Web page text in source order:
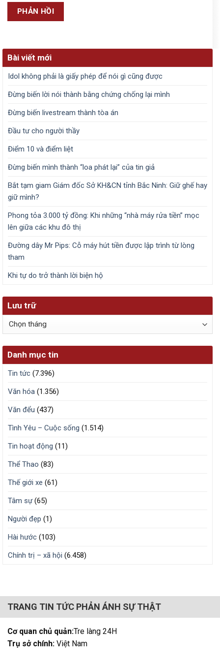
Bài viết mới
Idol không phải là giấy phép để nói gì cũng được
Đừng biến lời nói thành bằng chứng chống lại mình
Đừng biến livestream thành tòa án
Đầu tư cho người thầy
Điểm 10 và điểm liệt
Đừng biến mình thành “loa phát lại” của tin giả
Bắt tạm giam Giám đốc Sở KH&CN tỉnh Bắc Ninh: Giữ ghế hay
giữ mình?
Phong tỏa 3.000 tỷ đồng: Khi những “nhà máy rửa tiền” mọc
lên giữa các khu đô thị
Đường dây Mr Pips: Cỗ máy hút tiền được lập trình từ lòng
tham
Khi tự do trở thành lời biện hộ
Lưu trữ
Lưu
Danh mục tin
Tin tức (7.396)
Văn hóa (1.356)
Văn đểu (437)
Tình Yêu – Cuộc sống (1.514)
Tin hoạt động (11)
Thể Thao (83)
Thế giới xe (61)
Tâm sự(65)
Người đẹp (1)
Hài hước (103)
Chính trị – xã hội (6.458)
TRANG TIN TỨC PHẢN ÁNH SỰ THẬT
Cơ quan chủ quản:Tre làng 24H
Trụ sở chính: Việt Nam